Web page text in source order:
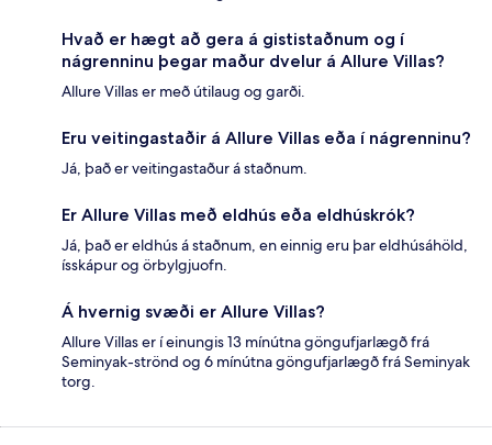
Hvað er hægt að gera á gististaðnum og í
nágrenninu þegar maður dvelur á Allure Villas?
Allure Villas er með útilaug og garði.
Eru veitingastaðir á Allure Villas eða í nágrenninu?
Já, það er veitingastaður á staðnum.
Er Allure Villas með eldhús eða eldhúskrók?
Já, það er eldhús á staðnum, en einnig eru þar eldhúsáhöld,
ísskápur og örbylgjuofn.
Á hvernig svæði er Allure Villas?
Allure Villas er í einungis 13 mínútna göngufjarlægð frá
Seminyak-strönd og 6 mínútna göngufjarlægð frá Seminyak
torg.